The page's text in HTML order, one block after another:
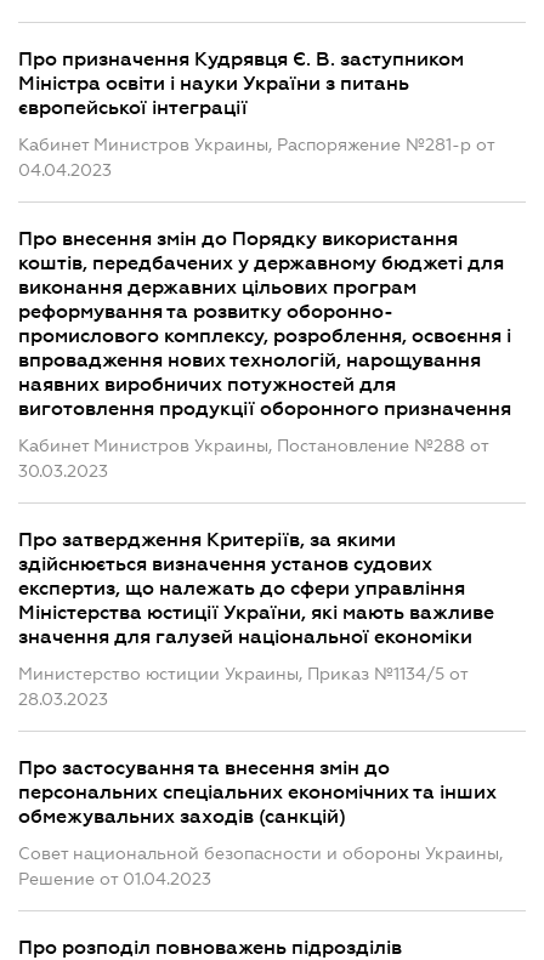
Про призначення Кудрявця Є. В. заступником
Міністра освіти і науки України з питань
європейської інтеграції
Кабинет Министров Украины, Распоряжение №281-р от
04.04.2023
Про внесення змін до Порядку використання
коштів, передбачених у державному бюджеті для
виконання державних цільових програм
реформування та розвитку оборонно-
промислового комплексу, розроблення, освоєння і
впровадження нових технологій, нарощування
наявних виробничих потужностей для
виготовлення продукції оборонного призначення
Кабинет Министров Украины, Постановление №288 от
30.03.2023
Про затвердження Критеріїв, за якими
здійснюється визначення установ судових
експертиз, що належать до сфери управління
Міністерства юстиції України, які мають важливе
значення для галузей національної економіки
Министерство юстиции Украины, Приказ №1134/5 от
28.03.2023
Про застосування та внесення змін до
персональних спеціальних економічних та інших
обмежувальних заходів (санкцій)
Совет национальной безопасности и обороны Украины,
Решение от 01.04.2023
Про розподіл повноважень підрозділів